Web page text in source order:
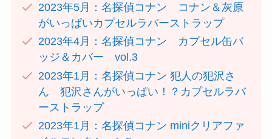
2023年5月：名探偵コナン コナン＆灰原
がいっぱいカプセルラバーストラップ
2023年4月：名探偵コナン カプセル缶バ
ッジ＆カバー vol.3
2023年1月：名探偵コナン 犯人の犯沢さ
ん 犯沢さんがいっぱい！？カプセルラバ
ーストラップ
2023年1月：名探偵コナン miniクリアファ